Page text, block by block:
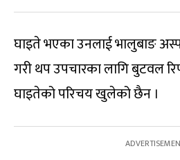
घाइते भएका उनलाई भालुबाङ
गरी थप उपचारका लागि बुटवल
घाइतेको परिचय खुलेको छैन ।